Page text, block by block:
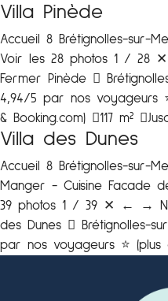
Villa Pinède
Accueil 8 Brétignolles-sur-
Voir les 28 photos 1 / 28
Fermer Pinède 
4,94/5 par nos voyageurs
& Booking.com) 117 m²
Villa des Dunes
Accueil 8 Brétignolles-sur-
Manger - Cuisine Facade
39 photos 1 / 39 ✕ ← →
des Dunes  Brétignolles-
par nos voyageurs ⭐️ (plus